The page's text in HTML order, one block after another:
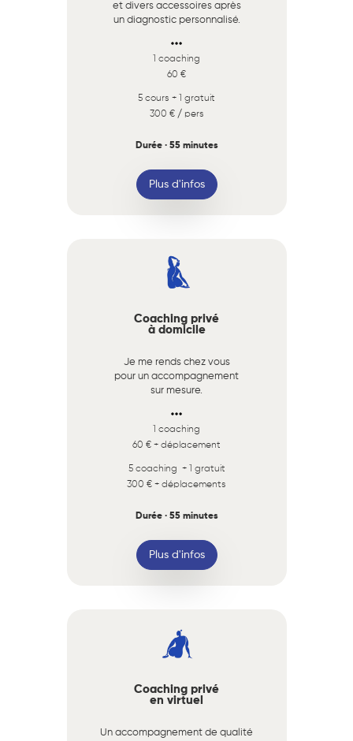
et divers accessoires après
un diagnostic personnalisé.
1 coaching
60 €
5 cours + 1 gratuit
300 € / pers
Durée · 55 minutes
Plus d'infos
Coaching privé
à domicile
Je me rends chez vous
pour un accompagnement
sur mesure.
1 coaching
60 € + déplacement
5 coaching + 1 gratuit
300 € + déplacements
Durée · 55 minutes
Plus d'infos
Coaching privé
en virtuel
Un accompagnement de qualité